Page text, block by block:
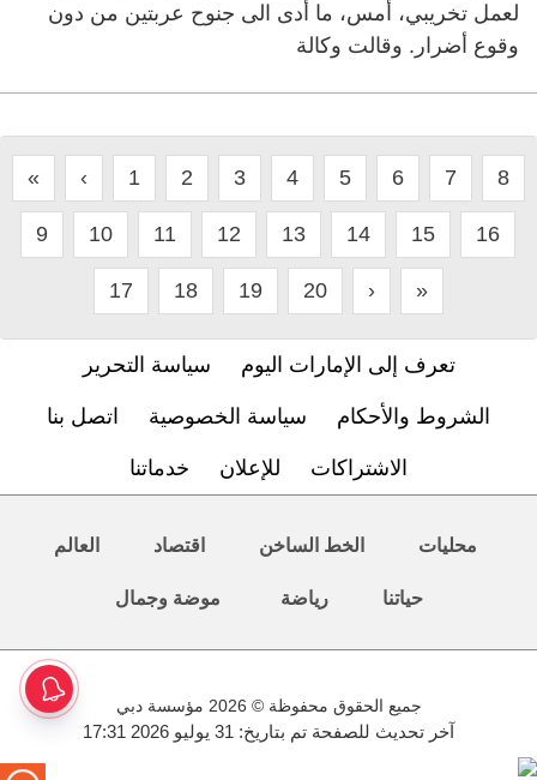
لعمل تخريبي، أمس، ما أدى الى جنوح عربتين من دون
وقوع أضرار. وقالت وكالة
« ‹ 1 2 3 4 5 6 7 8
9 10 11 12 13 14 15 16
17 18 19 20 › »
تعرف إلى الإمارات اليوم سياسة التحرير
الشروط والأحكام سياسة الخصوصية اتصل بنا
الاشتراكات للإعلان خدماتنا
محليات الخط الساخن اقتصاد العالم
حياتنا رياضة موضة وجمال
جميع الحقوق محفوظة © 2026 مؤسسة دبي
آخر تحديث للصفحة تم بتاريخ: 31 يوليو 2026 17:31